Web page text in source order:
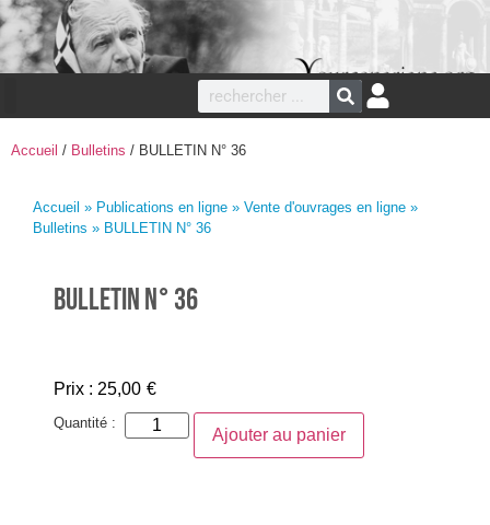
Accueil / Bulletins / BULLETIN N° 36
Accueil » Publications en ligne » Vente d'ouvrages en ligne »
Bulletins » BULLETIN N° 36
BULLETIN N° 36
Prix : 25,00 €
Quantité :
Ajouter au panier